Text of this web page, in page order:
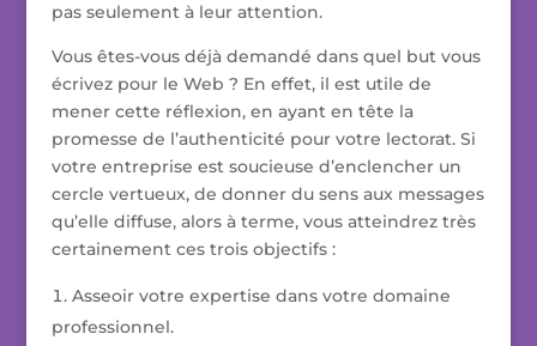
pas seulement à leur attention.
Vous êtes-vous déjà demandé dans quel but vous
écrivez pour le Web ? En effet, il est utile de
mener cette réflexion, en ayant en tête la
promesse de l’authenticité pour votre lectorat. Si
votre entreprise est soucieuse d’enclencher un
cercle vertueux, de donner du sens aux messages
qu’elle diffuse, alors à terme, vous atteindrez très
certainement ces trois objectifs :
Asseoir votre expertise dans votre domaine
professionnel.